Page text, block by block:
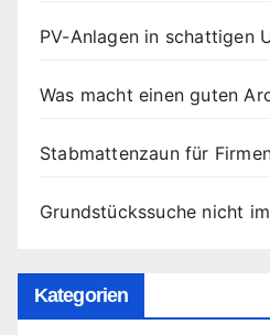
PV-Anlagen in schattigen
Was macht einen guten
Stabmattenzaun für
Grundstückssuche nicht
Kategorien